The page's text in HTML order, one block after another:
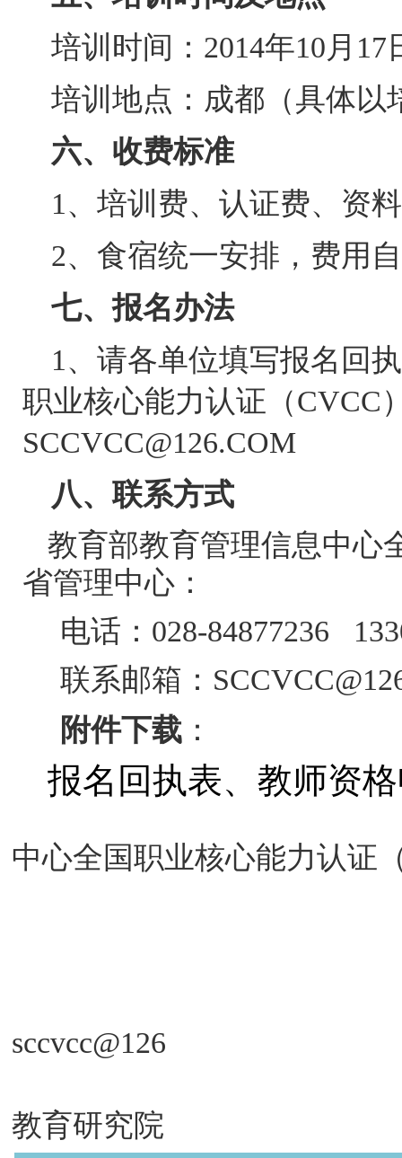
培训时间：2014年10月17
培训地点： 成都（具体以
六、收费标准
1、培训费、认证费、资
2、食宿统一安排，费用
七、报名办法
1、请各单位填写报名回
职业核心能力认证 （CVCC
SCCVCC@126.COM
八、联系方式
教育部教育管理信息中心
省管理中心 ：
电话： 028-84877236
联系邮箱：
附件下载 ：
报名回执表、 教师资
中心全国职业核心能力认证
sccvcc@126
教育研究院